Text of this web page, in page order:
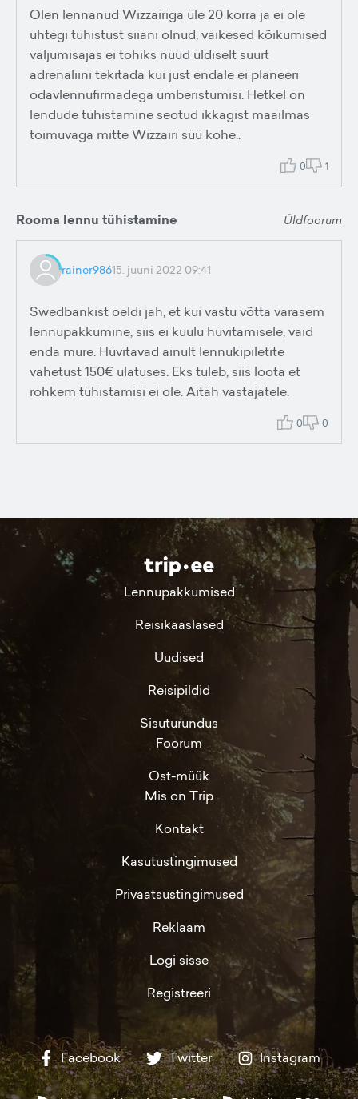
Olen lennanud Wizzairiga üle 20 korra ja ei ole
ühtegi tühistust siiani olnud, väikesed kõikumised
väljumisajas ei tohiks nüüd üldiselt suurt
adrenaliini tekitada kui just endale ei planeeri
odavlennufirmadega ümberistumisi. Hetkel on
lendude tühistamine seotud ikkagist maailmas
toimuvaga mitte Wizzairi süü kohe..
0 1
Rooma lennu tühistamine Üldfoorum
rainer98615. juuni 2022 09:41
Swedbankist öeldi jah, et kui vastu võtta varasem
lennupakkumine, siis ei kuulu hüvitamisele, vaid
enda mure. Hüvitavad ainult lennukipiletite
vahetust 150€ ulatuses. Eks tuleb, siis loota et
rohkem tühistamisi ei ole. Aitäh vastajatele.
0 0
Lennupakkumised
Reisikaaslased
Uudised
Reisipildid
Sisuturundus
Foorum
Ost-müük
Mis on Trip
Kontakt
Kasutustingimused
Privaatsustingimused
Reklaam
Logi sisse
Registreeri
Facebook Twitter Instagram